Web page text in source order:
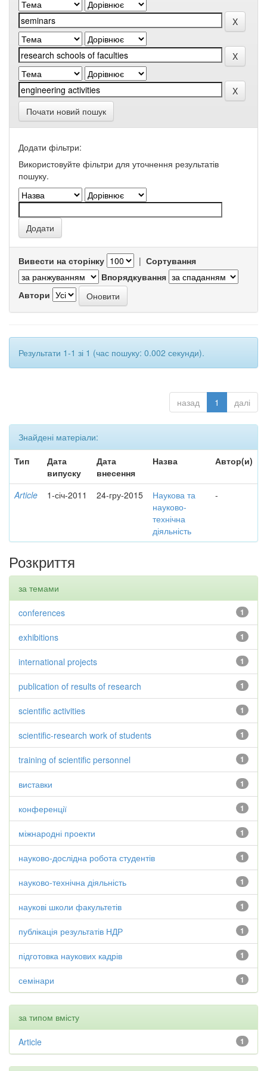
Почати новий пошук
Додати фільтри:
Використовуйте фільтри для уточнення результатів
пошуку.
Вивести на сторінку | Сортування
Впорядкування
Автори
Результати 1-1 зі 1 (час пошуку: 0.002 секунди).
назад 1 далі
Знайдені матеріали:
Тип
Дата
випуску
Дата
внесення
Назва Автор(и)
Article 1-січ-2011 24-гру-2015
Наукова та
науково-
технічна
діяльність
-
Розкриття
за темами
1
conferences
1
exhibitions
1
international projects
1
publication of results of research
1
scientific activities
1
scientific-research work of students
1
training of scientific personnel
1
виставки
1
конференції
1
міжнародні проекти
1
науково-дослідна робота студентів
1
науково-технічна діяльність
1
наукові школи факультетів
1
публікація результатів НДР
1
підготовка наукових кадрів
1
семінари
за типом вмісту
1
Article